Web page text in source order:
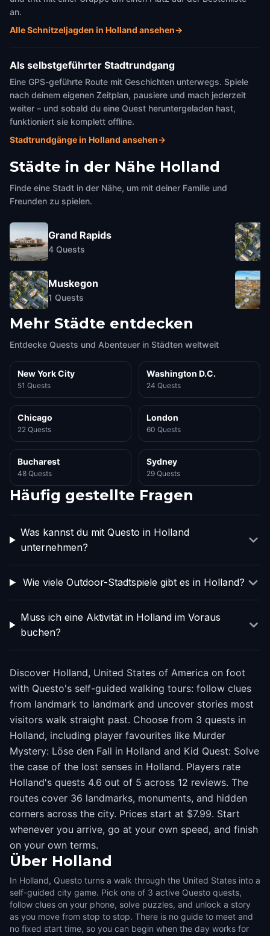
an.
Alle Schnitzeljagden in Holland ansehen→
Als selbstgeführter Stadtrundgang
Eine GPS-geführte Route mit Geschichten unterwegs. Spiele
nach deinem eigenen Zeitplan, pausiere und mach jederzeit
weiter – und sobald du eine Quest heruntergeladen hast,
funktioniert sie komplett offline.
Stadtrundgänge in Holland ansehen→
Städte in der Nähe Holland
Finde eine Stadt in der Nähe, um mit deiner Familie und
Freunden zu spielen.
Grand Rapids
4 Quests
Muskegon
1 Quests
Mehr Städte entdecken
Entdecke Quests und Abenteuer in Städten weltweit
New York City
51 Quests
Washington D.C.
24 Quests
Chicago
22 Quests
London
60 Quests
Bucharest
48 Quests
Sydney
29 Quests
Häufig gestellte Fragen
Was kannst du mit Questo in Holland
unternehmen?
Wie viele Outdoor-Stadtspiele gibt es in Holland?
Muss ich eine Aktivität in Holland im Voraus
buchen?
Discover Holland, United States of America on foot
with Questo's self-guided walking tours: follow clues
from landmark to landmark and uncover stories most
visitors walk straight past. Choose from 3 quests in
Holland, including player favourites like Murder
Mystery: Löse den Fall in Holland and Kid Quest: Solve
the case of the lost senses in Holland. Players rate
Holland's quests 4.6 out of 5 across 12 reviews. The
routes cover 36 landmarks, monuments, and hidden
corners across the city. Prices start at $7.99. Start
whenever you arrive, go at your own speed, and finish
on your own terms.
Über Holland
In Holland, Questo turns a walk through the United States into a
self-guided city game. Pick one of 3 active Questo quests,
follow clues on your phone, solve puzzles, and unlock a story
as you move from stop to stop. There is no guide to meet and
no fixed start time, so you can begin when the day works for